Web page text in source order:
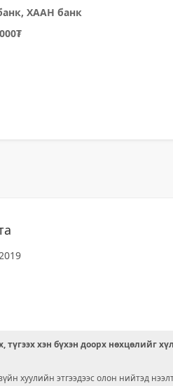
ХААН банк
хэн бүхэн доорх нөхцөлийг
хуулийн этгээдээс олон нийтэд